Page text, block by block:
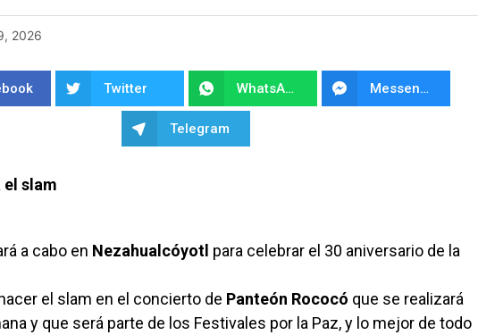
2026
Twitter WhatsApp Messenger
Telegram
el slam
a cabo en Nezahualcóyotl para celebrar el 30 aniversario de la
el slam en el concierto de Panteón Rococó que se realizará
y que será parte de los Festivales por la Paz, y lo mejor de todo